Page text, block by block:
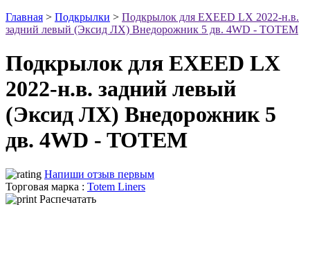
Главная > Подкрылки > Подкрылок для EXEED LX 2022-н.в.
задний левый (Эксид ЛХ) Внедорожник 5 дв. 4WD - TOTEM
Подкрылок для EXEED LX
2022-н.в. задний левый
(Эксид ЛХ) Внедорожник 5
дв. 4WD - TOTEM
Напиши отзыв первым
Торговая марка : Totem Liners
Распечатать